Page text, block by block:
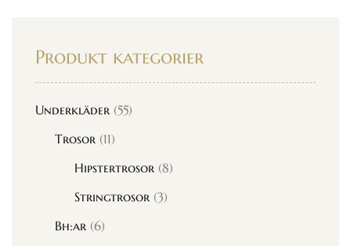
Produkt kategorier
Underkläder (55)
Trosor (11)
Hipstertrosor (8)
Stringtrosor (3)
Bh:ar (6)